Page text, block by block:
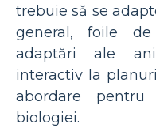
trebuie să se
general, foile
adaptări ale
interactiv la
abordare pentru
biologiei.